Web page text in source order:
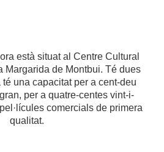
està situat al Centre Cultural
Margarida de Montbui. Té dues
una capacitat per a cent-deu
per a quatre-centes vint-i-
comercials de primera
qualitat.